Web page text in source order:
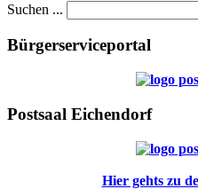
Suchen ...
Bürgerserviceportal
Postsaal Eichendorf
Hier gehts zu